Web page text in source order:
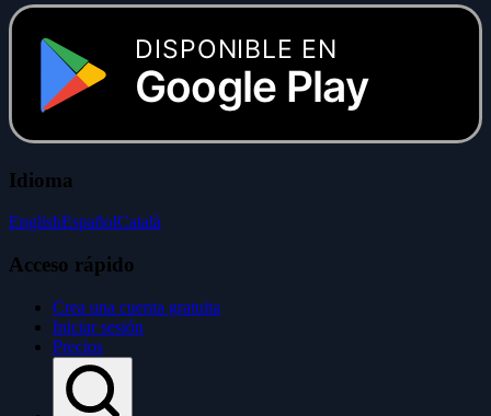
DISPONIBLE EN
Google Play
Idioma
EnglishEspañolCatalà
Acceso rápido
Crea una cuenta gratuita
Iniciar sesión
Precios